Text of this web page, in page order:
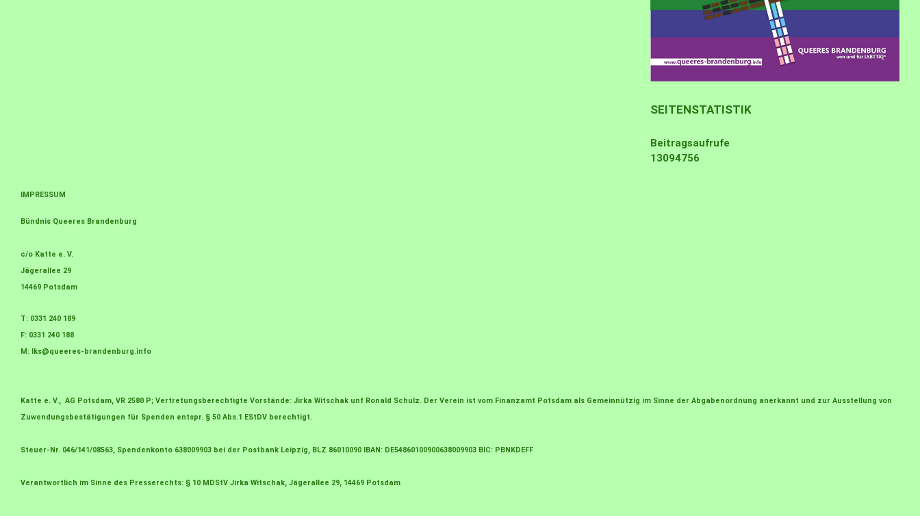
SEITENSTATISTIK
Beitragsaufrufe
13094756
IMPRESSUM
Bündnis Queeres Brandenburg
c/o Katte e. V.
Jägerallee 29
14469 Potsdam
T: 0331 240 189
F: 0331 240 188
M: lks@queeres-brandenburg.info
Katte e. V., AG Potsdam, VR 2580 P; Vertretungsberechtigte Vorstände: Jirka Witschak unf Ronald Schulz. Der Verein ist vom Finanzamt Potsdam als Gemeinnützig im Sinne der Abgabenordnung anerkannt und zur Ausstellung von
Zuwendungsbestätigungen für Spenden entspr. § 50 Abs.1 EStDV berechtigt.
Steuer-Nr. 046/141/08563, Spendenkonto 638009903 bei der Postbank Leipzig, BLZ 86010090 IBAN: DE54860100900638009903 BIC: PBNKDEFF
Verantwortlich im Sinne des Presserechts: § 10 MDStV Jirka Witschak, Jägerallee 29, 14469 Potsdam